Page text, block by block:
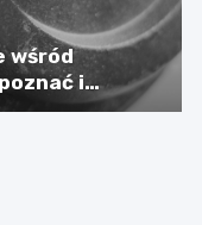
wśród
i